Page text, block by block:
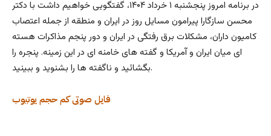
در برنامه امروز پنجشنبه ۱ خرداد ۱۴۰۴، گفتگویی خواهیم داشت با دکتر
محسن سازگارا پیرامون مسایل روز در ایران و منطقه از جمله اعتصاب
کامیون داران، مشکلات برق رفتگی در ایران و دور پنجم مذاکرات هسته
ای میان ایران و آمریکا و گفته های خامنه ای در این زمینه. پنجره را
بگشائید و ناگفته ها را بشنوید و ببینید.
یوتیوب فایل صوتی کم حجم